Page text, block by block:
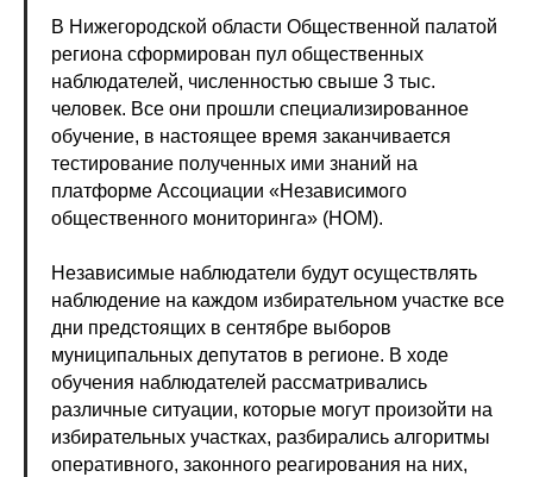
В Нижегородской области Общественной палатой
региона сформирован пул общественных
наблюдателей, численностью свыше 3 тыс.
человек. Все они прошли специализированное
обучение, в настоящее время заканчивается
тестирование полученных ими знаний на
платформе Ассоциации «Независимого
общественного мониторинга» (НОМ).
Независимые наблюдатели будут осуществлять
наблюдение на каждом избирательном участке все
дни предстоящих в сентябре выборов
муниципальных депутатов в регионе. В ходе
обучения наблюдателей рассматривались
различные ситуации, которые могут произойти на
избирательных участках, разбирались алгоритмы
оперативного, законного реагирования на них,